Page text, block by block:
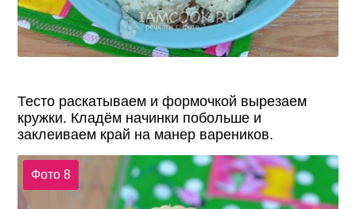
Тесто раскатываем и формочкой вырезаем
кружки. Кладём начинки побольше и
заклеиваем край на манер вареников.
Фото 8